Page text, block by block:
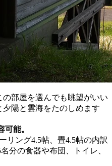
部屋を選んでも眺望がいい
陽と雲海をたのしめます
可能。
リング4.5帖、畳4.5帖の内訳
分の食器や布団、トイレ、